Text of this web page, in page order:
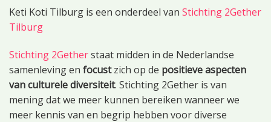
Keti Koti Tilburg is een onderdeel van Stichting 2Gether
Tilburg
Stichting 2Getherstaat midden in de Nederlandse
samenleving en focustzich op de positieve aspecten
van culturele diversiteit. Stichting 2Gether is van
mening dat we meer kunnen bereiken wanneer we
meer kennis van en begrip hebben voor diverse